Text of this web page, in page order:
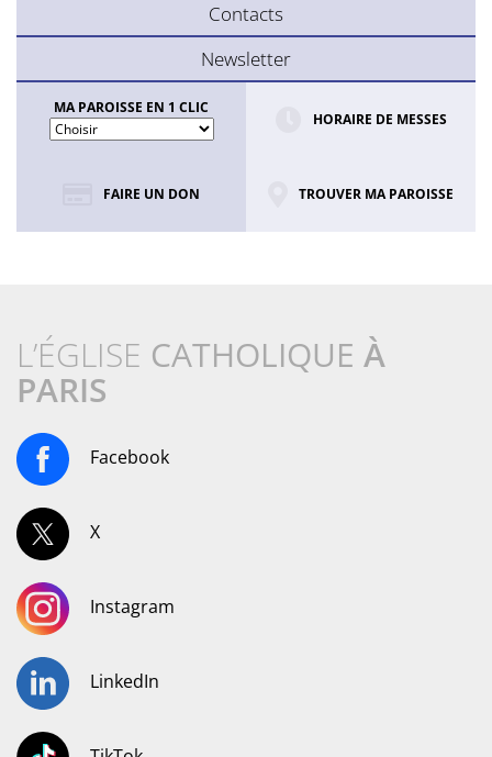
Contacts
Newsletter
MA PAROISSE EN 1 CLIC
HORAIRE DE MESSES
FAIRE UN DON TROUVER MA PAROISSE
L’ÉGLISE CATHOLIQUE À
PARIS
Facebook
X
Instagram
LinkedIn